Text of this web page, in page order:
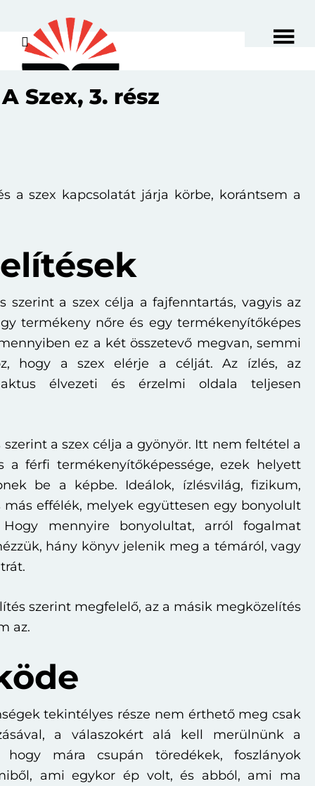
main
content
elsődleges
oldalsávhoz
A Szex, 3. rész
a szex kapcsolatát járja körbe, korántsem a
szerint a szex célja a fajfenntartás, vagyis az
termékeny nőre és egy termékenyítőképes
ez a két összetevő megvan, semmi
hogy a szex elérje a célját. Az ízlés, az
élvezeti és érzelmi oldala teljesen
a szex célja a gyönyör. Itt nem feltétel a
a férfi termékenyítőképessége, ezek helyett
be a képbe. Ideálok, ízlésvilág, fizikum,
más effélék, melyek együttesen egy bonyolult
mennyire bonyolultat, arról fogalmat
hány könyv jelenik meg a témáról, vagy
szerint megfelelő, az a másik megközelítés
az.
tekintélyes része nem érthető meg csak
a válaszokért alá kell merülnünk a
hogy mára csupán töredékek, foszlányok
ami egykor ép volt, és abból, ami ma